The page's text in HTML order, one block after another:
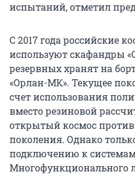
испытаний, отметил
С 2017 года российские
используют скафандры
резервных хранят на
«Орлан-МК». Текущее
счет использования
вместо резиновой
открытый космос
поколения. Однако
подключению к
Многофункционального